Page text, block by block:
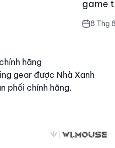
game
8 Thg
hãng
gear được Nhà Xanh
phối chính hãng.